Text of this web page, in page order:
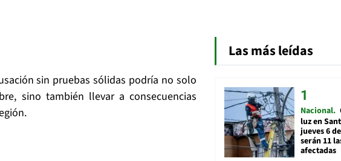
sin pruebas sólidas podría no solo
sino también llevar a consecuencias
Las más leídas
Nacional
luz en
jueves 6
serán 11
afectadas